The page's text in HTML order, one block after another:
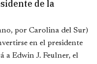
de la
por Carolina del Sur)
en el presidente
a Edwin J. Feulner, el